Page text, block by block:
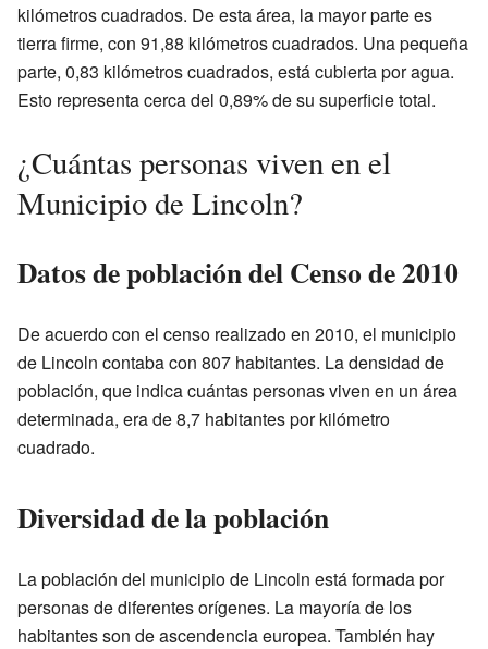
kilómetros cuadrados. De esta área, la mayor parte es
tierra firme, con 91,88 kilómetros cuadrados. Una pequeña
parte, 0,83 kilómetros cuadrados, está cubierta por agua.
Esto representa cerca del 0,89% de su superficie total.
¿Cuántas personas viven en el
Municipio de Lincoln?
Datos de población del Censo de 2010
De acuerdo con el censo realizado en 2010, el municipio
de Lincoln contaba con 807 habitantes. La densidad de
población, que indica cuántas personas viven en un área
determinada, era de 8,7 habitantes por kilómetro
cuadrado.
Diversidad de la población
La población del municipio de Lincoln está formada por
personas de diferentes orígenes. La mayoría de los
habitantes son de ascendencia europea. También hay